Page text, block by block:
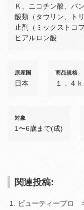
Ｋ、ニコチン酸、パ
酸類（タウリン、ト
止剤（ミックストコ
ヒアルロン酸
原産国
日本
商品規格
１．４ｋ
対象
1〜6歳まで(成)
関連投稿:
ビューティープロ